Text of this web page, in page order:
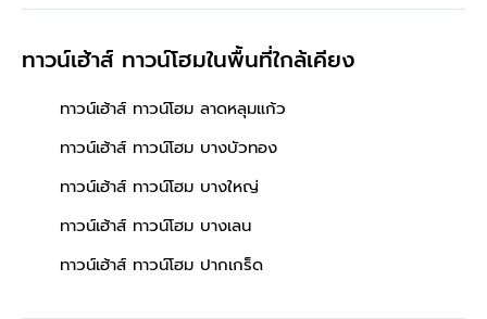
ทาวน์เฮ้าส์ ทาวน์โฮมในพื้นที่ใกล้เคียง
ทาวน์เฮ้าส์ ทาวน์โฮม ลาดหลุมแก้ว
ทาวน์เฮ้าส์ ทาวน์โฮม บางบัวทอง
ทาวน์เฮ้าส์ ทาวน์โฮม บางใหญ่
ทาวน์เฮ้าส์ ทาวน์โฮม บางเลน
ทาวน์เฮ้าส์ ทาวน์โฮม ปากเกร็ด